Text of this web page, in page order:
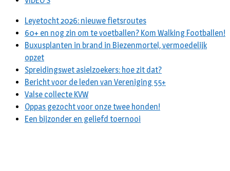
Leyetocht 2026: nieuwe fietsroutes
60+ en nog zin om te voetballen? Kom Walking Footballen!
Buxusplanten in brand in Biezenmortel, vermoedelijk
opzet
Spreidingswet asielzoekers: hoe zit dat?
Bericht voor de leden van Vereniging 55+
Valse collecte KVW
Oppas gezocht voor onze twee honden!
Een bijzonder en geliefd toernooi